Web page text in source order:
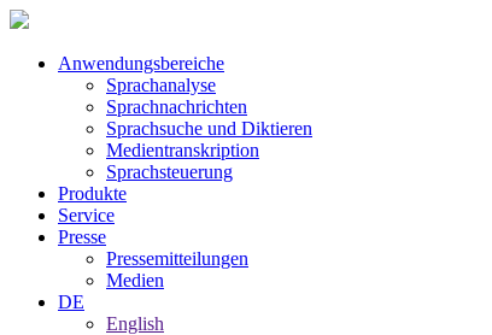
Anwendungsbereiche
Sprachanalyse
Sprachnachrichten
Sprachsuche und Diktieren
Medientranskription
Sprachsteuerung
Produkte
Service
Presse
Pressemitteilungen
Medien
DE
English